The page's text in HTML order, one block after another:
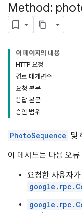
Method:
이 페이지의 내용
HTTP 요청
경로 매개변수
요청 본문
응답 본문
승인 범위
PhotoSequence 및
이 메서드는 다음 오
요청한 사용자